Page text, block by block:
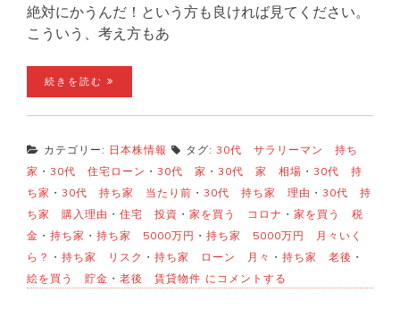
絶対にかうんだ！という方も良ければ見てください。
こういう、考え方もあ
続きを読む
カテゴリー: 日本株情報 タグ: 30代 サラリーマン 持ち
家 ・ 30代 住宅ローン ・ 30代 家 ・ 30代 家 相場 ・ 30代 持
ち家 ・ 30代 持ち家 当たり前 ・ 30代 持ち家 理由 ・ 30代 持
ち家 購入理由 ・ 住宅 投資 ・ 家を買う コロナ ・ 家を買う 税
金 ・ 持ち家 ・ 持ち家 5000万円 ・ 持ち家 5000万円 月々いく
ら？ ・ 持ち家 リスク ・ 持ち家 ローン 月々 ・ 持ち家 老後 ・
絵を買う 貯金 ・ 老後 賃貸物件 【30
代
にコメントする